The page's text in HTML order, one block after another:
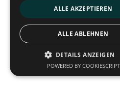
ALLE AKZEPTIEREN
ALLE ABLEHNEN
DETAILS ANZEIGEN
POWERED BY COOKIESCRIPT